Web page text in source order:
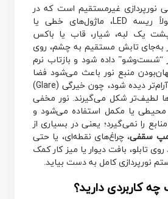
نورپردازی غیرمستقیم است که در
آن منبع نور (معمولاً ریسه LED، ماژول‌های خطی یا
یک لبه، شیار، قاب یا باکس
به‌جای تابش مستقیم به چشم، روی
داده شود و بازتاب نرم
منبع نور باعث می‌شود فضا
لوکس‌تر، منظم‌تر و آرام‌تر دیده شود، چون خیرگی (Glare)
لطیف‌تر شکل می‌گیرند. نور مخفی
محیطی یا مکمل استفاده می‌شود و
را نمی‌گیرد؛ یعنی در بسیاری از
سقفی، چراغ‌های نقطه‌ای، یا حتی
روی تابلو، بافت دیوار یا میز کار کمک
نورپردازی کامل به دست بیاید.
کاربردی دارید؟